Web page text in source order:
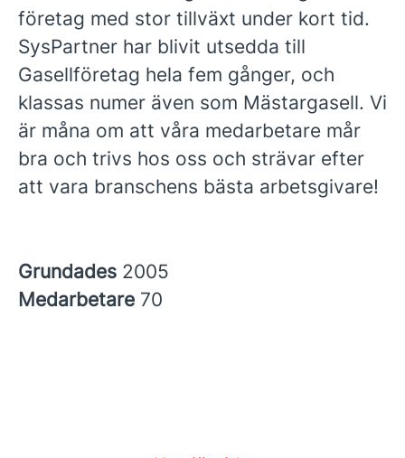
företag med stor tillväxt under kort tid.
SysPartner har blivit utsedda till
Gasellföretag hela fem gånger, och
klassas numer även som Mästargasell. Vi
är måna om att våra medarbetare mår
bra och trivs hos oss och strävar efter
att vara branschens bästa arbetsgivare!
Grundades 2005
Medarbetare 70